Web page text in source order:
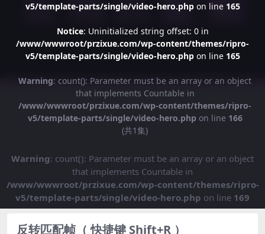
v5/template-parts/single/video-hero.phpon line 165
Notice: Uninitialized string offset: 0 in
/www/wwwroot/przixue.com/wp-content/themes/ripro-
v5/template-parts/single/video-hero.phpon line 165
Warning: count(): Parameter must be an array or an object
that implements Countable in
/www/wwwroot/przixue.com/wp-content/themes/ripro-
v5/template-parts/single/video-hero.php on line 166
(共1集)
Warning: count(): Parameter must be an array or an object
that implements Countable in
/www/wwwroot/przixue.com/wp-content/themes/ripro-
v5/template-parts/single/video-hero.php on line 169
反转匹配帧（ 快捷键 Shift+R ）